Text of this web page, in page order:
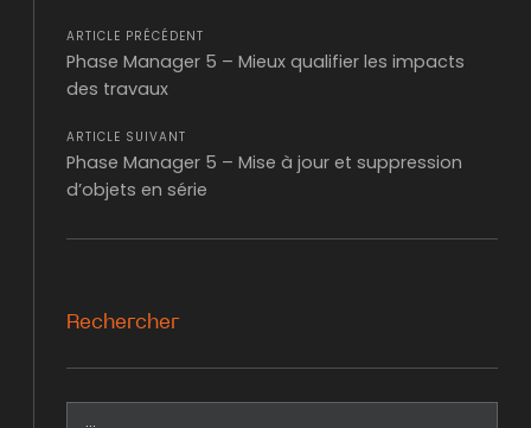
ARTICLE PRÉCÉDENT
Phase Manager 5 – Mieux qualifier les impacts
des travaux
ARTICLE SUIVANT
Phase Manager 5 – Mise à jour et suppression
d’objets en série
Rechercher